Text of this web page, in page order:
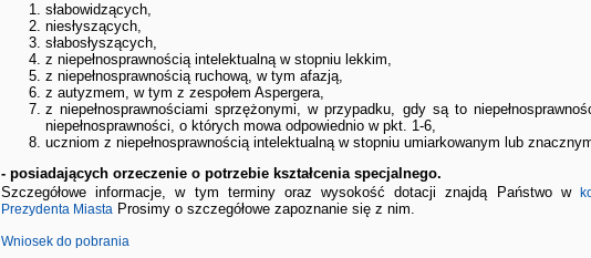
słabowidzących,
niesłyszących,
słabosłyszących,
z niepełnosprawnością intelektualną w stopniu lekkim,
z niepełnosprawnością ruchową, w tym afazją,
z autyzmem, w tym z zespołem Aspergera,
z niepełnosprawnościami sprzężonymi, w przypadku, gdy są to
niepełnosprawności, o których mowa odpowiednio w pkt. 1-6,
uczniom z niepełnosprawnością intelektualną w stopniu umiarkowanym lub
- posiadających orzeczenie o potrzebie kształcenia specjalnego.
Szczegółowe informacje, w tym terminy oraz wysokość dotacji znajdą Państwo w
Prezydenta Miasta Prosimy o szczegółowe zapoznanie się z nim.
Wniosek do pobrania